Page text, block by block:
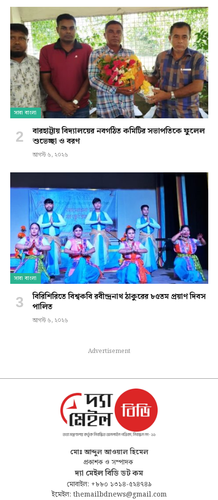
সারা বাংলা
বারহাট্টায় বিদ্যালয়ের নবগঠিত কমিটির সভাপতিকে ফুলেল
শুভেচ্ছা ও বরণ
আগস্ট ৬, ২০২৬
সারা বাংলা
বিরিশিরিতে বিশ্বকবি রবীন্দ্রনাথ ঠাকুরের ৮৫তম প্রয়াণ দিবস
পালিত
আগস্ট ৬, ২০২৬
Advertisement
মোঃ আব্দুল আওয়াল হিমেল
প্রকাশক ও সম্পাদক
দ্যা মেইল বিডি ডট কম
মোবাইল: +৮৮০ ১৩১৪-৫২৪৭৪৯
ইমেইল: themailbdnews@gmail.com